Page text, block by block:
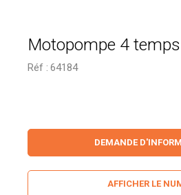
Motopompe 4 temps
Réf : 64184
DEMANDE
AFFICHER LE